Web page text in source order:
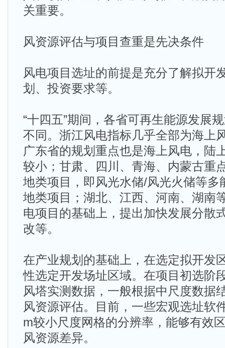
关重要。
风资源评估与项目查重是先决条件
风电项目选址的前提是充分了解拟开
划、投资要求等。
“十四五”期间，各省可再生能源发展
不同。浙江风电指标几乎全部为海上
广东省的规划重点也是海上风电，陆
较小；甘肃、四川、青海、内蒙古重
地类项目，即风光水储/风光火储等多
地类项目；湖北、江西、河南、湖南
电项目的基础上，提出加快发展分散
改等。
在产业规划的基础上，在选定拟开发
性选定开发场址区域。在项目初选阶
风塔实测数据，一般根据中尺度数据
风资源评估。目前，一些宏观选址软
m较小尺度网格的分辨率，能够有效
风资源差异。